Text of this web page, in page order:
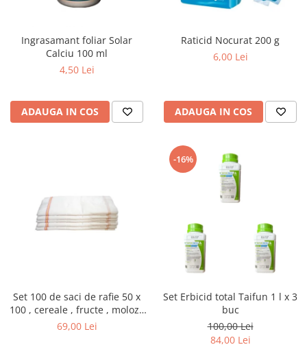
Ingrasamant foliar Solar
Calciu 100 ml
4,50 Lei
ADAUGA IN COS
Raticid Nocurat 200 g
6,00 Lei
ADAUGA IN COS
Set 100 de saci de rafie 50 x
100 , cereale , fructe , moloz ,
menaj si depozitare
69,00 Lei
-16%
Set Erbicid total Taifun 1 l x 3
buc
100,00 Lei
84,00 Lei